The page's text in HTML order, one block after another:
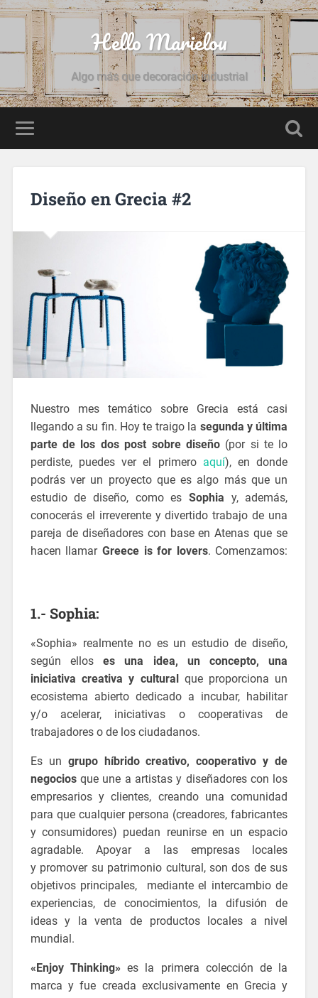
Hello Marielou
Algo más que decoración industrial
Diseño en Grecia #2
Nuestro mes temático sobre Grecia está casi
llegando a su fin. Hoy te traigo la segunda y última
parte de los dos post sobre diseño(por si te lo
perdiste, puedes ver el primeroaquí), en donde
podrás ver un proyecto que es algo más que un
estudio de diseño, como esSophia y, además,
conocerás el irreverente y divertido trabajo de una
pareja de diseñadores con base en Atenas que se
hacen llamar Greece is for lovers. Comenzamos:
1.- Sophia:
«Sophia» realmente no es un estudio de diseño,
según elloses una idea, un concepto, una
iniciativa creativa y culturalque proporciona un
ecosistema abierto dedicado a incubar, habilitar
y/o acelerar, iniciativas o cooperativas de
trabajadores o de los ciudadanos.
Es un grupo híbrido creativo, cooperativo y de
negociosque une a artistas y diseñadores con los
empresarios y clientes, creando una comunidad
para que cualquier persona (creadores, fabricantes
y consumidores) puedan reunirse en un espacio
agradable. Apoyar a las empresas locales
y promover su patrimonio cultural, son dos de sus
objetivos principales, mediante el intercambio de
experiencias, de conocimientos, la difusión de
ideas y la venta de productos locales a nivel
mundial.
«Enjoy Thinking»es la primera colección de la
marca y fue creada exclusivamente en Grecia y